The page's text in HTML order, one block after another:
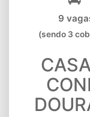
9
(sendo 3